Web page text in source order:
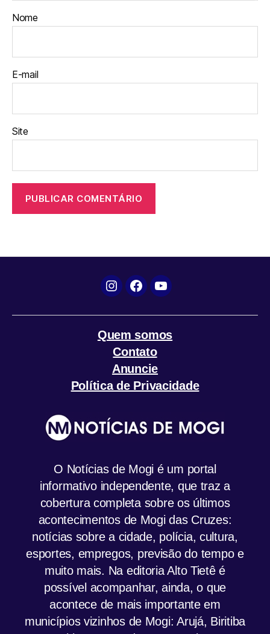
Nome
E-mail
Site
Instagram
FacebookYouTube
Quem somos
Contato
Anuncie
Política de Privacidade
O Notícias de Mogi é um portal
informativo independente, que traz a
cobertura completa sobre os últimos
acontecimentos de Mogi das Cruzes:
notícias sobre a cidade, polícia, cultura,
esportes, empregos, previsão do tempo e
muito mais. Na editoria Alto Tietê é
possível acompanhar, ainda, o que
acontece de mais importante em
municípios vizinhos de Mogi: Arujá, Biritiba